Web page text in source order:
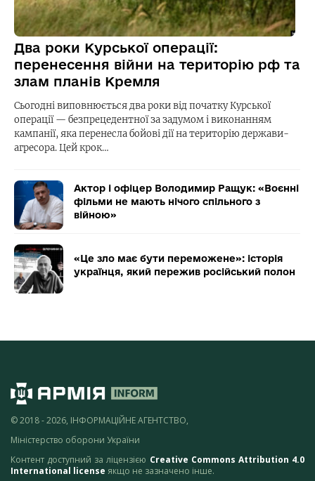
Два роки Курської операції:
перенесення війни на територію рф та
злам планів Кремля
Сьогодні виповнюється два роки від початку Курської
операції — безпрецедентної за задумом і виконанням
кампанії, яка перенесла бойові дії на територію держави-
агресора. Цей крок…
Актор і офіцер Володимир Ращук: «Воєнні
фільми не мають нічого спільного з
війною»
«Це зло має бути переможене»: історія
українця, який пережив російський полон
© 2018 - 2026, ІНФОРМАЦІЙНЕ АГЕНТСТВО,
Міністерство оборони України
Контент доступний за ліцензією Creative Commons Attribution 4.0
International license якщо не зазначено інше.